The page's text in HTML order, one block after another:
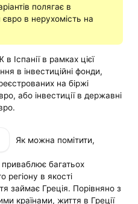
полягає в
євро в нерухомість на
Іспанії в рамках цієї
в інвестиційні фонди,
на біржі
або інвестиції в державні
Як можна помітити,
багатьох
регіону в якості
займає Греція. Порівняно з
країнами, життя в Греції